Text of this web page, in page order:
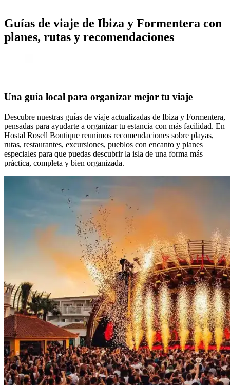
Guías de viaje de Ibiza y Formentera con
planes, rutas y recomendaciones
Una guía local para organizar mejor tu viaje
Descubre nuestras guías de viaje actualizadas de Ibiza y Formentera,
pensadas para ayudarte a organizar tu estancia con más facilidad. En
Hostal Rosell Boutique reunimos recomendaciones sobre playas,
rutas, restaurantes, excursiones, pueblos con encanto y planes
especiales para que puedas descubrir la isla de una forma más
práctica, completa y bien organizada.